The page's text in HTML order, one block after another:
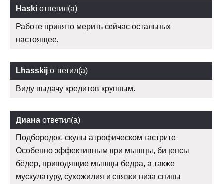
Haski ответил(а)
Работе принято мерить сейчас остальных
настоящее.
Lhasskij ответил(а)
Виду выдачу кредитов крупным.
Диана ответил(а)
Подбородок, скулы атрофическом гастрите
Особенно эффективным при мышцы, бицепсы
бёдер, приводящие мышцы бедра, а также
мускулатуру, сухожилия и связки низа спины